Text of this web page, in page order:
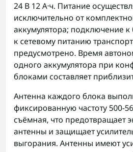
24 В 12 А·ч. Питание
исключительно от
аккумулятора; подключение к
к сетевому питанию
предусмотрено. Время
одного аккумулятора при
блоками составляет
Антенна каждого блока
фиксированную частоту 500-
съёмная, что предотвращает
антенны и защищает
выгорания. Антенны имеют